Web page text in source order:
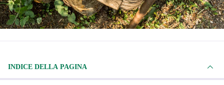
INDICE DELLA PAGINA